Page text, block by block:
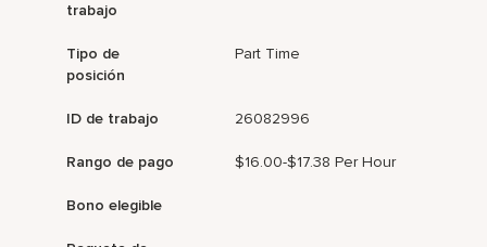
trabajo
Tipo de
posición
Part Time
ID de trabajo 26082996
Rango de pago $16.00-$17.38 Per Hour
Bono elegible